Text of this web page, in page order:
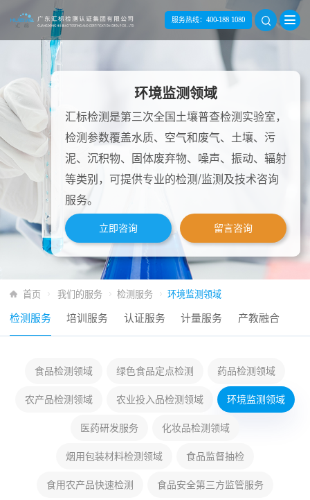
服务热线： 400-188 1080
环境监测领域
汇标检测是第三次全国土壤普查检测实验室，
检测参数覆盖水质、空气和废气、土壤、污
泥、沉积物、固体废弃物、噪声、振动、辐射
等类别，可提供专业的检测/监测及技术咨询
服务。
立即咨询 留言咨询
首页 我们的服务 检测服务 环境监测领域
检测服务 培训服务 认证服务 计量服务 产教融合
食品检测领域 绿色食品定点检测 药品检测领域
农产品检测领域 农业投入品检测领域 环境监测领域
医药研发服务 化妆品检测领域
烟用包装材料检测领域 食品监督抽检
食用农产品快速检测 食品安全第三方监管服务